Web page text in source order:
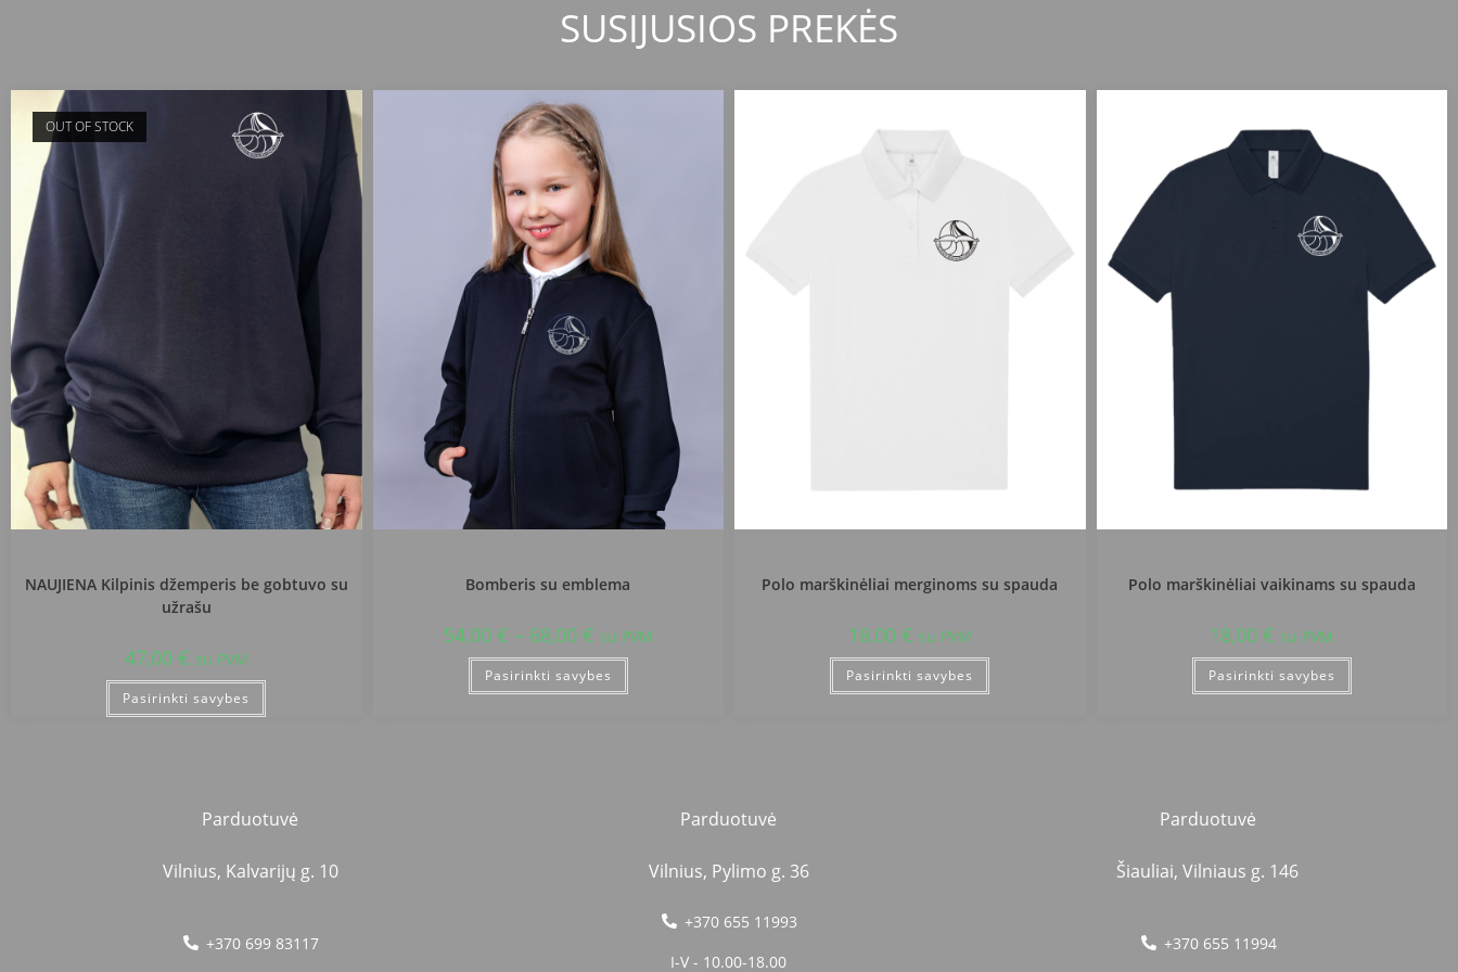
SUSIJUSIOS PREKĖS
OUT OF STOCK
NAUJIENA Kilpinis džemperis be gobtuvo su
užrašu
47,00 € su PVM
Pasirinkti savybes
Bomberis su emblema
54,00 € – 68,00 € su PVM
Pasirinkti savybes
Polo marškinėliai merginoms su spauda
18,00 € su PVM
Pasirinkti savybes
Polo marškinėliai vaikinams su spauda
18,00€ su PVM
Pasirinkti savybes
Parduotuvė
Vilnius, Kalvarijų g. 10
+370 699 83117
Parduotuvė
Vilnius, Pylimo g. 36
+370 655 11993
I-V - 10.00-18.00
Parduotuvė
Šiauliai, Vilniaus g. 146
+370 655 11994